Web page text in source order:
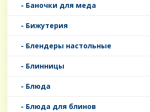
- Баночки для меда
- Бижутерия
- Блендеры настольные
- Блинницы
- Блюда
- Блюда для блинов